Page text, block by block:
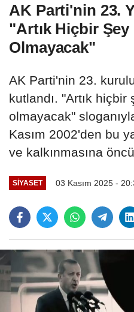
AK Parti'nin 23.
"Artık Hiçbir
Olmayacak"
AK Parti'nin 23.
kutlandı. "Artık
olmayacak"
Kasım 2002'den bu
ve kalkınmasına
SIYASET 03 Kasım 2025 -